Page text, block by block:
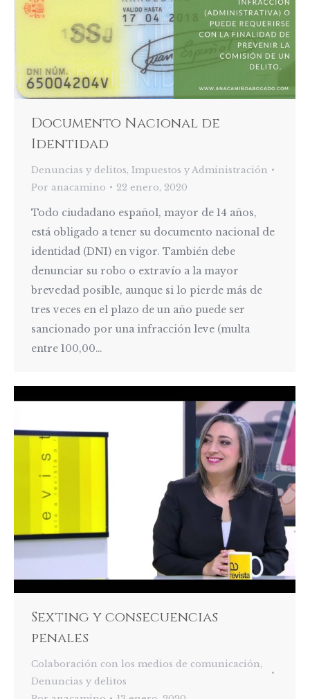
Documento Nacional de
Identidad
Denuncias y delitos, Impuestos y Administración
Por anacamino 22 enero, 2020
Todo ciudadano español, mayor de 14 años,
está obligado a tener su documento nacional de
identidad (DNI) en vigor. También debe
denunciar su robo o extravío a la mayor
brevedad posible, aunque si lo pierde más de
tres veces en el plazo de un año puede ser
sancionado por una infracción leve (multa
entre 100,00…
Sexting y consecuencias
penales
Colaboración con los medios de comunicación,
Denuncias y delitos